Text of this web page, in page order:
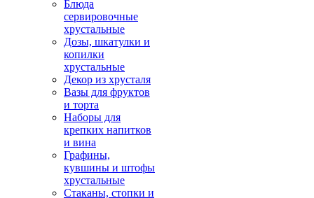
Блюда
сервировочные
хрустальные
Дозы, шкатулки и
копилки
хрустальные
Декор из хрусталя
Вазы для фруктов
и торта
Наборы для
крепких напитков
и вина
Графины,
кувшины и штофы
хрустальные
Стаканы, стопки и